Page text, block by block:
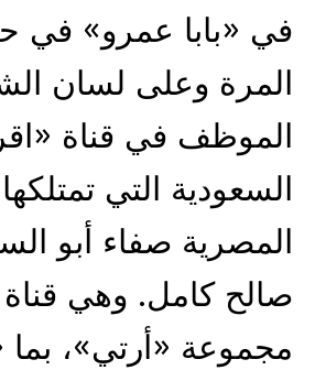
في «بابا عمرو»
المرة وعلى لسان
الموظف في قناة
السعودية التي
المصرية صفاء أبو
صالح كامل. وهي قناة
مجموعة «أرتي»، بما